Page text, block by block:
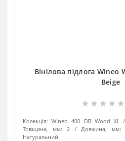
Вінілова підлога Wineo
Beige
Колекція: Wineo 400 DB Wood XL
Товщина, мм:
2 Довжина, мм:
Натуральний